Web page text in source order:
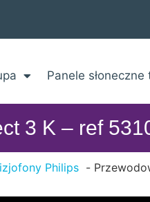
Panele
3 K – ref
Philips